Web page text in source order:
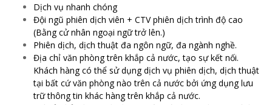
Dịch vụ nhanh chóng
Đội ngũ phiên dịch viên + CTV phiên dịch trình độ cao
(Bằng cử nhân ngoại ngữ trở lên.)
Phiên dịch, dịch thuật đa ngôn ngữ, đa ngành nghề.
Địa chỉ văn phòng trên khắp cả nước, tạo sự kết nối.
Khách hàng có thể sử dụng dịch vụ phiên dịch, dịch thuật
tại bất cứ văn phòng nào trên cả nước bởi ứng dụng lưu
trữ thông tin khác hàng trên khắp cả nước.